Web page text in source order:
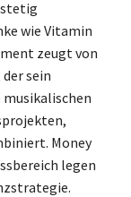
wie Vitamin
zeugt von
sein
Money
legen